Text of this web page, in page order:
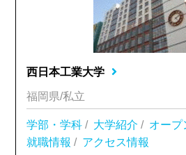
西日本工業大学
福岡県/私立
学部・学科 / 大学紹介 / オープ
就職情報 / アクセス情報